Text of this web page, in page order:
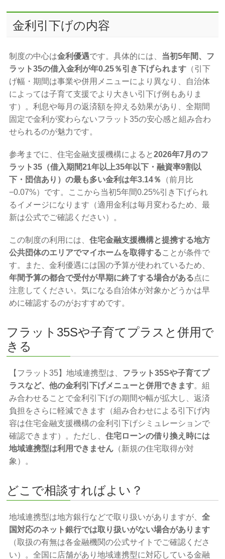
金利引下げの内容
制度の中心は金利優遇です。具体的には、 当初5年間、フ
ラット35の借入金利が年0.25％引き下げられます （引下
げ幅・期間は事業や併用メニューにより異なり、自治体
によっては子育て支援でより大きい引下げ例もありま
す）。利息や毎月の返済額を抑える効果があり、全期間
固定で金利が変わらないフラット35の安心感と組み合わ
せられるのが魅力です。
参考までに、住宅金融支援機構によると2026年7月のフ
ラット35（借入期間21年以上35年以下・融資率9割以
下・団信あり）の最も多い金利は年3.14％
（前月比
−0.07%）です。ここから当初5年間0.25%引き下げられ
るイメージになります（適用金利は毎月変わるため、最
新は公式でご確認ください）。
この制度の利用には、住宅金融支援機構と提携する地方
公共団体のエリアでマイホームを取得することが条件で
す。また、金利優遇には国の予算が使われているため、
年間予算の都合で受付が早期に終了する場合がある点に
注意してください。気になる自治体が対象かどうかは早
めに確認するのがおすすめです。
フラット35Sや子育てプラスと併用で
きる
【フラット35】地域連携型は、 フラット35Sや子育てプ
ラスなど、他の金利引下げメニューと併用できます。組
み合わせることで金利引下げの期間や幅が拡大し、返済
負担をさらに軽減できます（組み合わせによる引下げ内
容は住宅金融支援機構の金利引下げシミュレーションで
確認できます）。ただし、住宅ローンの借り換え時には
地域連携型は利用できません （新規の住宅取得が対
象）。
どこで相談すればよい？
地域連携型は地方銀行などで取り扱いがありますが、全
国対応のネット銀行では取り扱いがない場合があります
（取扱の有無は各金融機関の公式サイトでご確認くださ
い）。全国に店舗があり地域連携型に対応している金融